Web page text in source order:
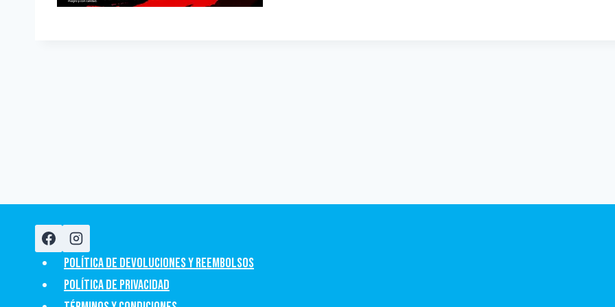
Política de devoluciones y Reembolsos
Política de privacidad